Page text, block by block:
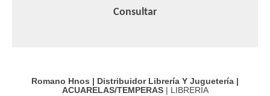
Consultar
Romano Hnos | Distribuidor Librería Y Juguetería |
ACUARELAS/TEMPERAS| LIBRERIA